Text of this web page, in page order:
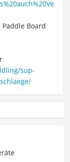
Board
sup-